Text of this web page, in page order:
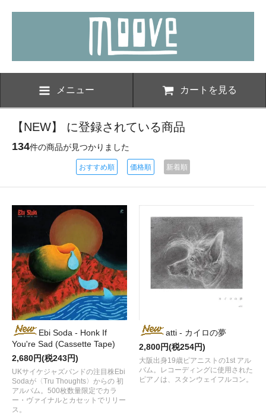
メニュー カートを見る
【NEW】 に登録されている商品
134件の商品が見つかりました
おすすめ順 価格順 新着順
Ebi Soda - Honk If
You're Sad (Cassette Tape)
2,680円(税243円)
UKサイケジャズバンドの注目株Ebi
Sodaが〈Tru Thoughts〉からの 初
アルバム。500枚数量限定でカラ
ー・ヴァイナルとカセットでリリー
ス。
atti - カイロの夢
2,800円(税254円)
大阪出身19歳ピアニストの1st アル
バム。レコーディングに使用された
ピアノは、スタンウェイフルコン。